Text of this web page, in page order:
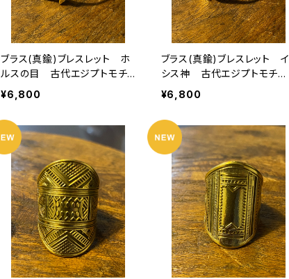
ブラス(真鍮)ブレスレット ホ
ルスの目 古代エジプトモチ
ーフ
¥6,800
ブラス(真鍮)ブレスレット イ
シス神 古代エジプトモチー
フ
¥6,800